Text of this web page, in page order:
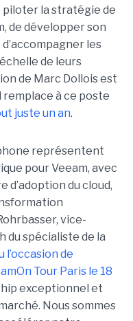
piloter la stratégie de
de développer son
les
de leurs
de Marc Dollois est
à ce poste
juste un an.
représentent
pour Veeam, avec
d’adoption du cloud,
vice-
du spécialiste de la
l’occasion de
Tour Paris le 18
exceptionnel et
Nous sommes